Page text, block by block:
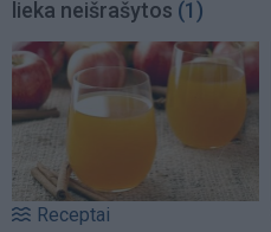
lieka neišrašytos (1)
Receptai